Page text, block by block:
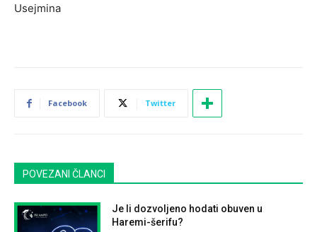
Usejmina
Facebook Twitter
POVEZANI ČLANCI
Je li dozvoljeno hodati obuven u
Haremi-šerifu?